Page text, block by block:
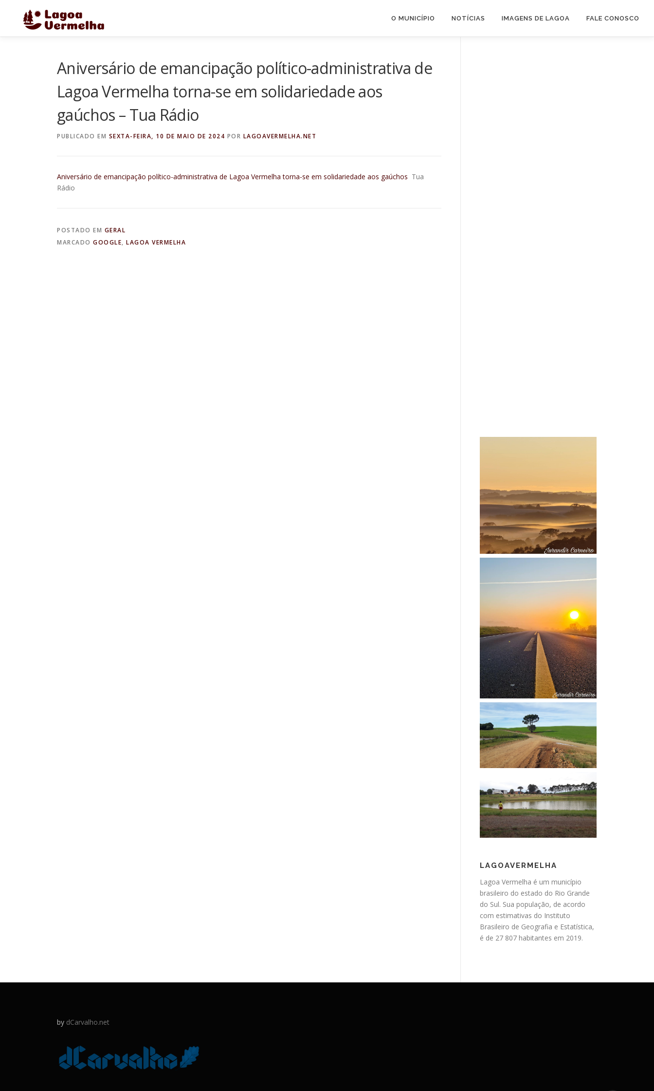
conteúdo
O MUNICÍPIO NOTÍCIAS IMAGENS DE LAGOA FALE CONOSCO
Aniversário de emancipação político-administrativa de
Lagoa Vermelha torna-se em solidariedade aos
gaúchos – Tua Rádio
PUBLICADO EM SEXTA-FEIRA, 10 DE MAIO DE 2024 POR LAGOAVERMELHA.NET
Aniversário de emancipação político-administrativa de Lagoa Vermelha torna-se em solidariedade aos gaúchos Tua
Rádio
POSTADO EM GERAL
MARCADO GOOGLE, LAGOA VERMELHA
LAGOAVERMELHA
Lagoa Vermelha é um município
brasileiro do estado do Rio Grande
do Sul. Sua população, de acordo
com estimativas do Instituto
Brasileiro de Geografia e Estatística,
é de 27 807 habitantes em 2019.
by dCarvalho.net